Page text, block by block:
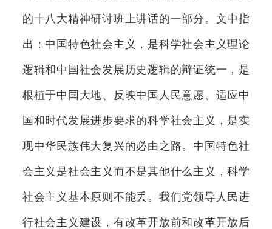
的十八大精神研讨班上讲话的一部分。文中指
出：中国特色社会主义，是科学社会主义理论
逻辑和中国社会发展历史逻辑的辩证统一，是
根植于中国大地、反映中国人民意愿、适应中
国和时代发展进步要求的科学社会主义，是实
现中华民族伟大复兴的必由之路。中国特色社
会主义是社会主义而不是其他什么主义，科学
社会主义基本原则不能丢。我们党领导人民进
行社会主义建设，有改革开放前和改革开放后